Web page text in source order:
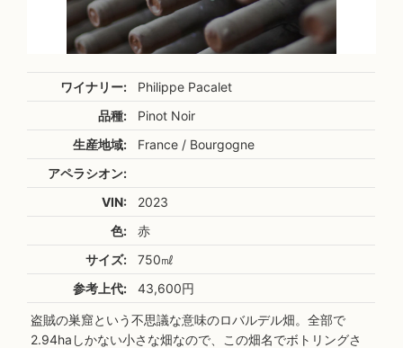
ワイナリー:
Philippe Pacalet
品種:
Pinot Noir
生産地域:
France / Bourgogne
アペラシオン:
VIN:
2023
色:
赤
サイズ:
750㎖
参考上代:
43,600円
盗賊の巣窟という不思議な意味のロバルデル畑。全部で
2.94haしかない小さな畑なので、この畑名でボトリングさ